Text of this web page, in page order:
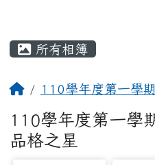
所有相簿
110學年度第一學
110學年度第一學
品格之星